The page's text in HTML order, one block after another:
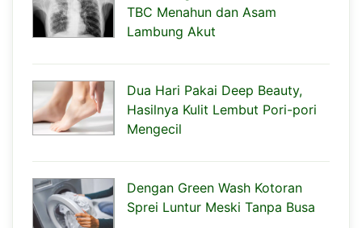
TBC Menahun dan Asam
Lambung Akut
Dua Hari Pakai Deep Beauty,
Hasilnya Kulit Lembut Pori-pori
Mengecil
Dengan Green Wash Kotoran
Sprei Luntur Meski Tanpa Busa